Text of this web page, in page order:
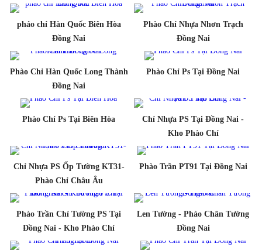
pháo chỉ Hàn Quốc Biên Hòa
Đồng Nai
Phào Chỉ Nhựa Nhơn Trạch
Đồng Nai
Phào Chỉ Hàn Quốc Long Thành
Đồng Nai
Phào Chỉ Ps Tại Đồng Nai
Phào Chỉ Ps Tại Biên Hòa
Chỉ Nhựa PS Tại Đồng Nai -
Kho Phào Chỉ
Chỉ Nhựa PS Ốp Tường KT31-
Phào Chỉ Châu Âu
Phào Trần PT91 Tại Đồng Nai
Phào Trần Chỉ Tường PS Tại
Đồng Nai - Kho Phào Chỉ
Len Tường - Phào Chân Tường
Đồng Nai